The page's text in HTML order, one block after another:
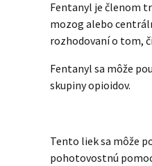
Fentanyl je členom
mozog alebo
rozhodovaní o tom,
Fentanyl sa môže
skupiny opioidov.
Tento liek sa môže
pohotovostnú